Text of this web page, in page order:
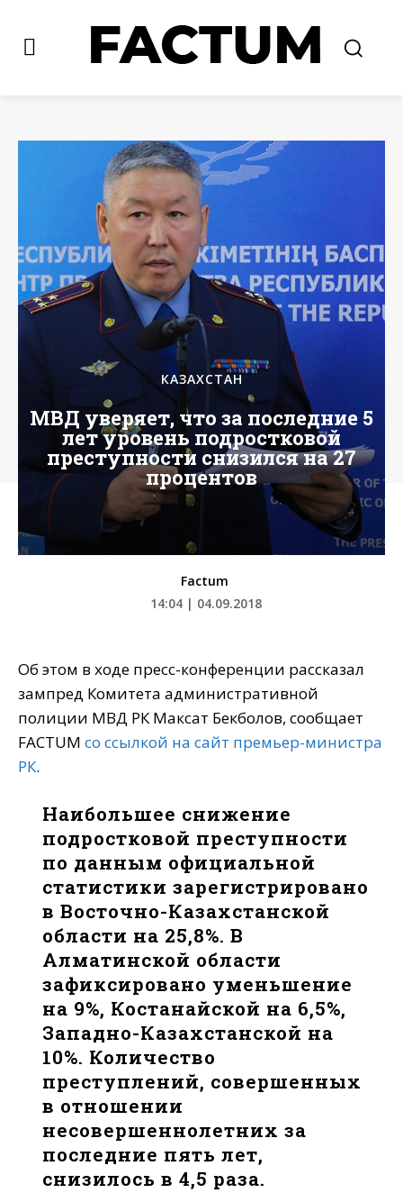
КАЗАХСТАН
МВД уверяет, что за последние 5
лет уровень подростковой
преступности снизился на 27
процентов
Factum
14:04 | 04.09.2018
Об этом в ходе пресс-конференции рассказал
зампред Комитета административной
полиции МВД РК Максат Бекболов, сообщает
FACTUM со ссылкой на сайт премьер-министра
РК.
Наибольшее снижение
подростковой преступности
по данным официальной
статистики зарегистрировано
в Восточно-Казахстанской
области на 25,8%. В
Алматинской области
зафиксировано уменьшение
на 9%, Костанайской на 6,5%,
Западно-Казахстанской на
10%. Количество
преступлений, совершенных
в отношении
несовершеннолетних за
последние пять лет,
снизилось в 4,5 раза.